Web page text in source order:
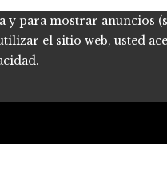
para mostrar anuncios
el sitio web, usted